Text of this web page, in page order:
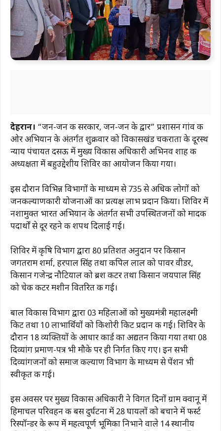
देहरादून। “जन-जन की सरकार, जन-जन के द्वार” प्रशासन गांव की
ओर अभियान के अंतर्गत शुक्रवार को विकासखंड चकराता के दूरस्थ
न्याय पंचायत दसऊ में मुख्य विकास अधिकारी अभिनव शाह की
अध्यक्षता में बहुउद्देशीय शिविर का आयोजन किया गया।
इस दौरान विभिन्न विभागों के माध्यम से 735 से अधिक लोगों को
जनकल्याणकारी योजनाओं का प्रत्यक्ष लाभ प्रदान किया। शिविर में
नशामुक्त भारत अभियान के अंतर्गत सभी उपस्थितजनों को मादक
पदार्थों से दूर रहने की शपथ दिलाई गई।
शिविर में कृषि विभाग द्वारा 80 प्रतिशत अनुदान पर किसान
जगतराम शर्मा, हरपाल सिंह तथा कपिल लाल को पावर वीडर,
किसान गजेन्द्र नौटियाल को ब्रश कटर तथा किसान जयपाल सिंह
को चेक कटर मशीन वितरित की गई।
बाल विकास विभाग द्वारा 03 महिलाओं को मुख्यमंत्री महालक्ष्मी
किट तथा 10 लाभार्थियों को किशोरी किट प्रदान की गई। शिविर के
दौरान 18 व्यक्तियों के आधार कार्ड का अद्यतन किया गया तथा 08
दिव्यांग प्रमाण-पत्र भी मौके पर ही निर्गत किए गए। इन सभी
दिव्यांगजनों को समाज कल्याण विभाग के माध्यम से पेंशन भी
स्वीकृत की गई।
इस अवसर पर मुख्य विकास अधिकारी ने विगत दिनों ग्राम क्वानू में
हिमाचल परिवहन की बस दुर्घटना में 28 घायलों को बचाने में फर्स्ट
रिस्पॉन्डर के रूप में महत्वपूर्ण भूमिका निभाने वाले 14 स्थानीय